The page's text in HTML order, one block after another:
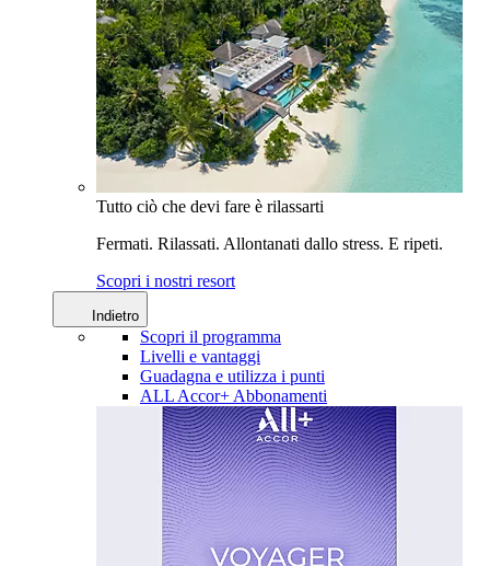
Tutto ciò che devi fare è rilassarti
Fermati. Rilassati. Allontanati dallo stress. E ripeti.
Scopri i nostri resort
Indietro
Scopri il programma
Livelli e vantaggi
Guadagna e utilizza i punti
ALL Accor+ Abbonamenti